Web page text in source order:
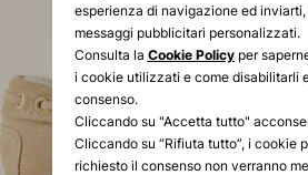
esperienza di navigazione ed
messaggi pubblicitari personalizzati.
Consulta la Cookie Policyper
i cookie utilizzati e come disabilitarli
consenso.
Cliccando su "Accetta tutto"
Cliccando su “Rifiuta tutto”, i cookie
richiesto il consenso non verranno